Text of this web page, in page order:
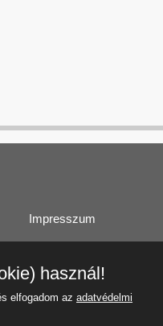
Impresszum
használ!
elfogadom az adatvédelmi